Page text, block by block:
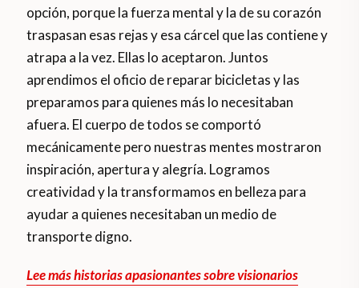
opción, porque la fuerza mental y la de su corazón
traspasan esas rejas y esa cárcel que las contiene y
atrapa a la vez. Ellas lo aceptaron. Juntos
aprendimos el oficio de reparar bicicletas y las
preparamos para quienes más lo necesitaban
afuera. El cuerpo de todos se comportó
mecánicamente pero nuestras mentes mostraron
inspiración, apertura y alegría. Logramos
creatividad y la transformamos en belleza para
ayudar a quienes necesitaban un medio de
transporte digno.
Lee más historias apasionantes sobre visionarios